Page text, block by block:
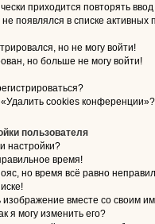
приходится повторять
появлялся в списке активных
но не могу войти!
но больше не могу войти!
cookies конференции»?
пользователя
настройки?
время!
но время всё равно
изображение вместе со своим
я могу изменить его?